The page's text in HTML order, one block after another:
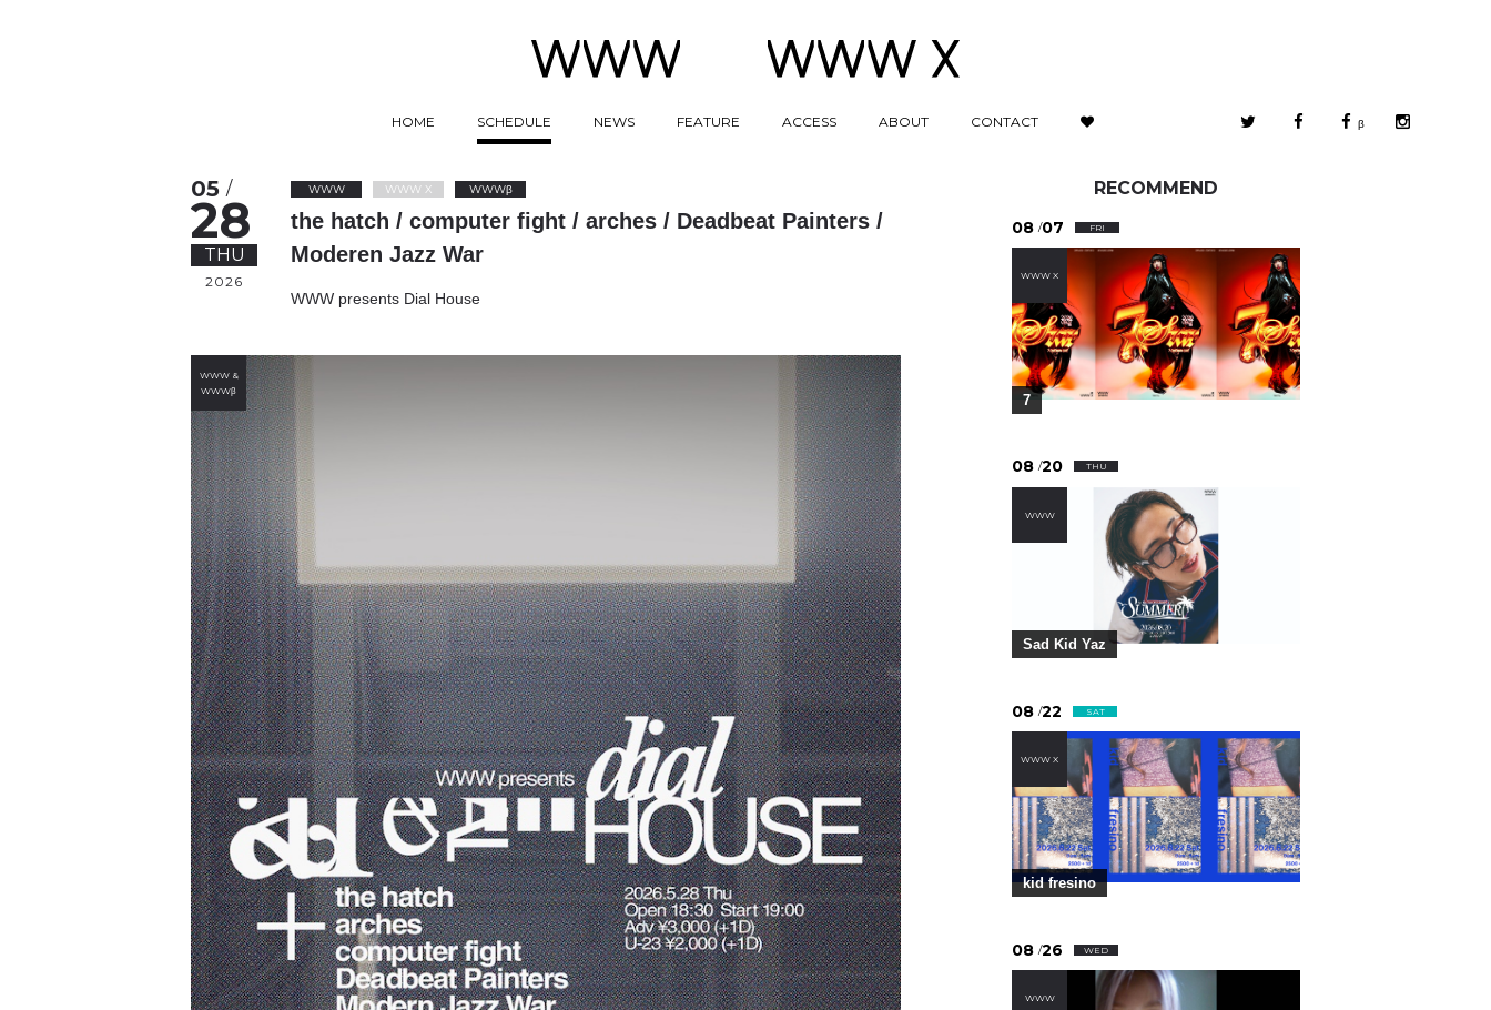
HOME SCHEDULE NEWS FEATURE ACCESS ABOUT CONTACT β
05/
28
THU
2026
WWW WWW X WWWβ
the hatch / computer fight / arches / Deadbeat Painters /
Moderen Jazz War
WWW presents Dial House
WWW &
WWWβ
RECOMMEND
08 /07 FRI
WWW X
7
08 /20 THU
WWW
Sad Kid Yaz
08 /22 SAT
WWW X
kid fresino
08 /26 WED
WWW